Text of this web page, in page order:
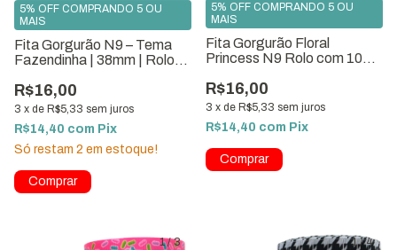
Fita Gorgurão N9 – Tema
Fazendinha | 38mm | Rolo
R$16,00
3 x de R$5,33 sem juros
5% OFF COMPRANDO 5 OU
MAIS
R$14,40 com Pix
Só restam 2 em estoque!
Fita Gorgurão Floral
Princess N9 Rolo com 10
R$16,00
3 x de R$5,33 sem juros
5% OFF COMPRANDO 5 OU
MAIS
R$14,40 com Pix
1/3 1/4